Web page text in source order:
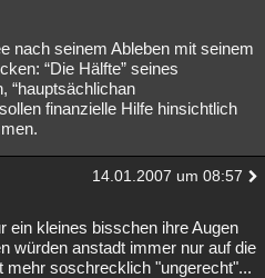
nach seinem Ableben mit seinem
“Die Hälfte” seines
“hauptsächlichan
finanzielle Hilfe hinsichtlich
14.01.2007 um 08:57
ein kleines bisschen ihre Augen
würden anstadt immer nur auf die
mehr soschrecklich "ungerecht"...